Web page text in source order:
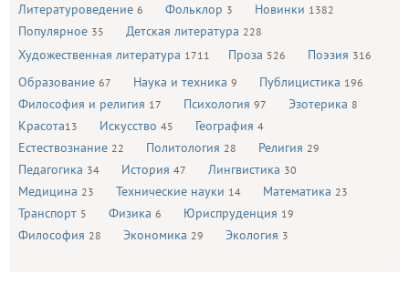
Литературоведение 6 Фольклор 3 Новинки 1382
Популярное 35 Детская литература 228
Художественная литература 1711 Проза 526 Поэзия 316
Образование 67 Наука и техника 9 Публицистика 196
Философия и религия 17 Психология 97 Эзотерика 8
Красота13 Искусство 45 География 4
Естествознание 22 Политология 28 Религия 29
Педагогика 34 История 47 Лингвистика 30
Медицина 23 Технические науки 14 Математика 23
Транспорт 5 Физика 6 Юриспруденция 19
Философия 28 Экономика 29 Экология 3